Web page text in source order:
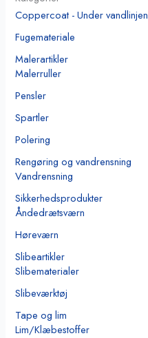
Coppercoat - Under vandlinjen
Fugemateriale
Malerartikler
Malerruller
Pensler
Spartler
Polering
Rengøring og vandrensning
Vandrensning
Sikkerhedsprodukter
Åndedrætsværn
Høreværn
Slibeartikler
Slibematerialer
Slibeværktøj
Tape og lim
Lim/Klæbestoffer